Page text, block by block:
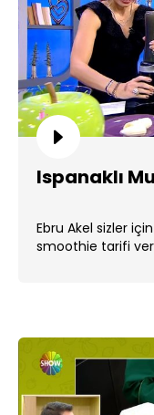
Ispanaklı
Ebru Akel sizler
smoothie tarifi